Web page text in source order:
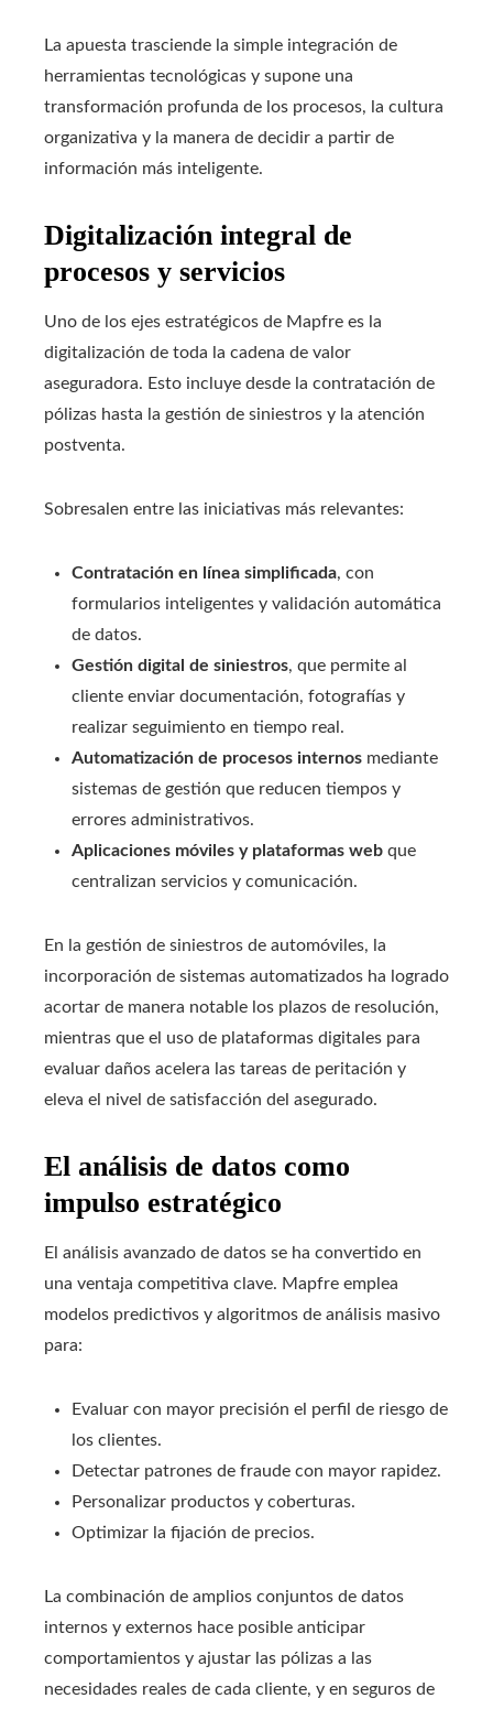
La apuesta trasciende la simple integración de
herramientas tecnológicas y supone una
transformación profunda de los procesos, la cultura
organizativa y la manera de decidir a partir de
información más inteligente.
Digitalización integral de
procesos y servicios
Uno de los ejes estratégicos de Mapfre es la
digitalización de toda la cadena de valor
aseguradora. Esto incluye desde la contratación de
pólizas hasta la gestión de siniestros y la atención
postventa.
Sobresalen entre las iniciativas más relevantes:
Contratación en línea simplificada, con
formularios inteligentes y validación automática
de datos.
Gestión digital de siniestros, que permite al
cliente enviar documentación, fotografías y
realizar seguimiento en tiempo real.
Automatización de procesos internos mediante
sistemas de gestión que reducen tiempos y
errores administrativos.
Aplicaciones móviles y plataformas web que
centralizan servicios y comunicación.
En la gestión de siniestros de automóviles, la
incorporación de sistemas automatizados ha logrado
acortar de manera notable los plazos de resolución,
mientras que el uso de plataformas digitales para
evaluar daños acelera las tareas de peritación y
eleva el nivel de satisfacción del asegurado.
El análisis de datos como
impulso estratégico
El análisis avanzado de datos se ha convertido en
una ventaja competitiva clave. Mapfre emplea
modelos predictivos y algoritmos de análisis masivo
para:
Evaluar con mayor precisión el perfil de riesgo de
los clientes.
Detectar patrones de fraude con mayor rapidez.
Personalizar productos y coberturas.
Optimizar la fijación de precios.
La combinación de amplios conjuntos de datos
internos y externos hace posible anticipar
comportamientos y ajustar las pólizas a las
necesidades reales de cada cliente, y en seguros de